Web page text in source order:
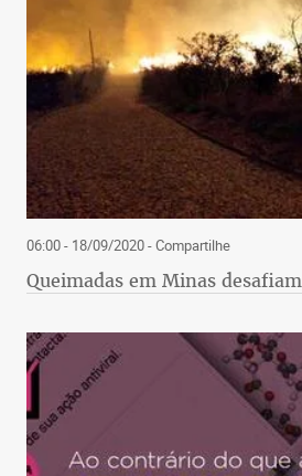
06:00 - 18/09/2020- Compartilhe
Queimadas em Minas